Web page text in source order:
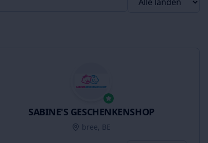
SABINE'S GESCHENKENSHOP
bree, BE